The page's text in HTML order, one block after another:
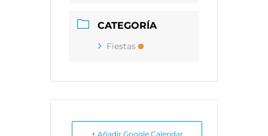
CATEGORÍA
Fiestas
+ Añadir Google Calendar